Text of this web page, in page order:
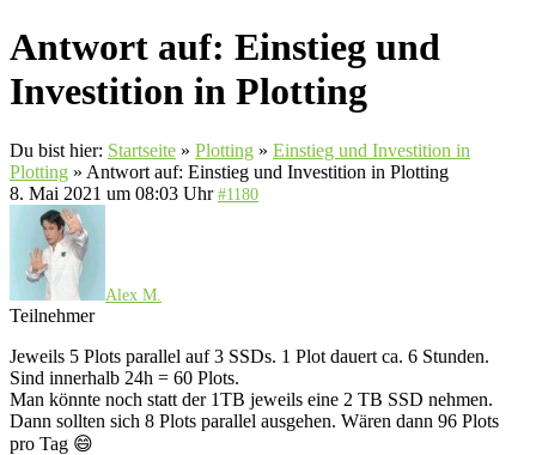
Antwort auf: Einstieg und
Investition in Plotting
Du bist hier: Startseite » Plotting » Einstieg und Investition in
Plotting » Antwort auf: Einstieg und Investition in Plotting
8. Mai 2021 um 08:03 Uhr #1180
Alex M.
Teilnehmer
Jeweils 5 Plots parallel auf 3 SSDs. 1 Plot dauert ca. 6 Stunden.
Sind innerhalb 24h = 60 Plots.
Man könnte noch statt der 1TB jeweils eine 2 TB SSD nehmen.
Dann sollten sich 8 Plots parallel ausgehen. Wären dann 96 Plots
pro Tag 😄